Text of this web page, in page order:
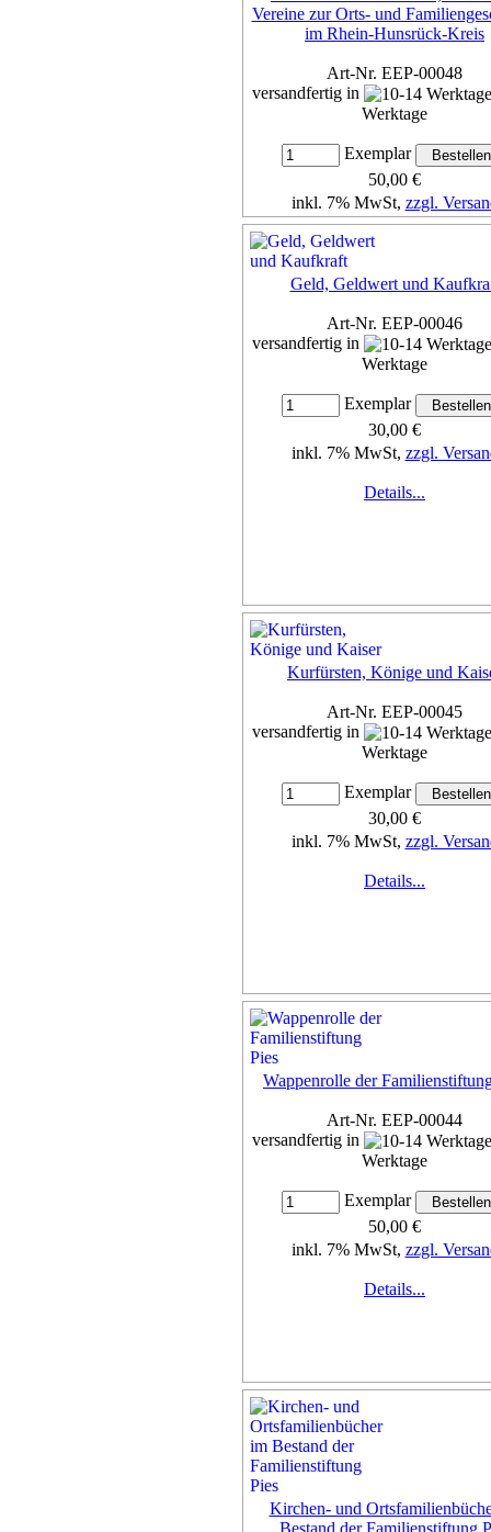
Vereine zur Orts- und
im Rhein-Hunsrück-Kreis
Art-Nr. EEP-00048
versandfertig in
Werktage
Exemplar
50,00 €
inkl. 7% MwSt, zzgl.
Details...
Geld, Geldwert und
Art-Nr. EEP-00046
versandfertig in
Werktage
Exemplar
30,00 €
inkl. 7% MwSt, zzgl.
Details...
Kurfürsten, Könige und
Art-Nr. EEP-00045
versandfertig in
Werktage
Exemplar
30,00 €
inkl. 7% MwSt, zzgl.
Details...
Wappenrolle der
Art-Nr. EEP-00044
versandfertig in
Werktage
Exemplar
50,00 €
inkl. 7% MwSt, zzgl.
Details...
Kirchen- und
Bestand der Familienstiftung